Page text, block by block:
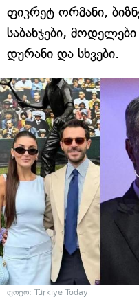
ფიკრეტ ორმანი,
საბანჯები,
დურანი და სხვები.
ფოტო: Türkiye Today